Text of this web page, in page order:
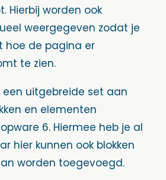
Hierbij worden ook
weergegeven zodat je
hoe de pagina er
te zien.
uitgebreide set aan
en elementen
6. Hiermee heb je al
hier kunnen ook blokken
worden toegevoegd.